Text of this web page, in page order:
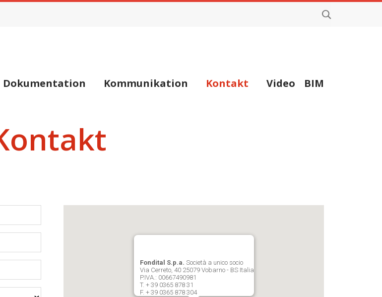
Dokumentation Kommunikation Kontakt Video BIM
Fondital S.p.a. Società a unico socio
Via Cerreto, 40 25079 Vobarno - BS Italia
P.IVA.: 00667490981
T. + 39 0365 878 31
F. + 39 0365 878 304